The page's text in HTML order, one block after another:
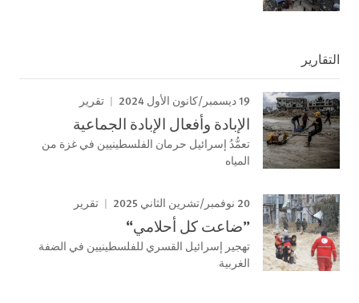
التقارير
19 ديسمبر/كانون الأول 2024 تقرير
الإبادة وأفعال الإبادة الجماعية
تعمُّدُ إسرائيل حرمان الفلسطينيين في غزة من
المياه
20 نوفمبر/تشرين الثاني 2025 تقرير
”ضاعت كل أحلامي“
تهجير إسرائيل القسري للفلسطينيين في الضفة
الغربية